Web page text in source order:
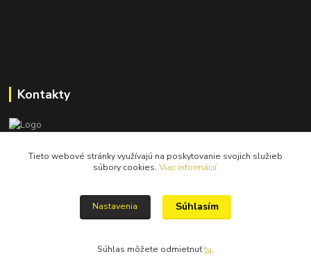
Kontakty
catastrofy.shop@gmail.com
Tieto webové stránky využívajú na poskytovanie svojich služieb
súbory cookies. Viac informácií.
Nastavenia Súhlasím
Súhlas môžete odmietnuťtu.